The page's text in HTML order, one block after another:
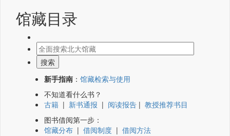
馆藏目录
新手指南 ： 馆藏检索与使用
不知道看什么书？
古籍 | 新书通报 | 阅读报告 | 教授推荐书目
图书借阅第一步：
馆藏分布 | 借阅制度 | 借阅方法